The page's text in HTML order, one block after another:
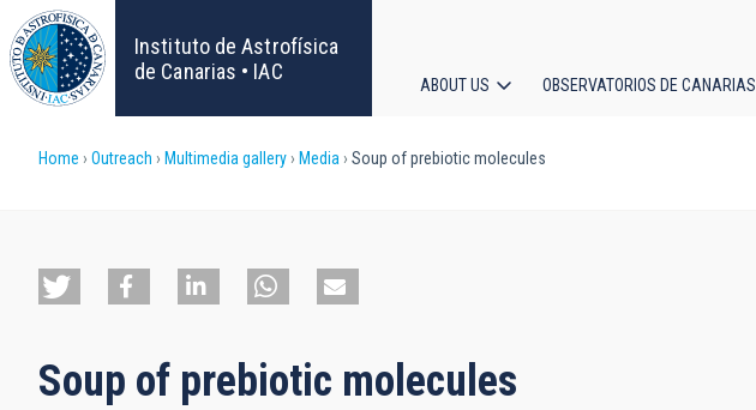
Skip
to
main
content
Instituto de Astrofísica
de Canarias • IAC
navigation
ABOUT US OBSERVATORIOS DE CANARIAS
Breadcrumb
Home Outreach Multimedia gallery Media Soup of prebiotic molecules
Soup of prebiotic molecules